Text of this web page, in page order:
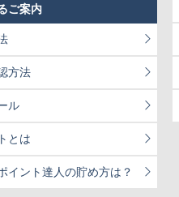
ご案内
方法
ル
とは
イント達人の貯め方は？